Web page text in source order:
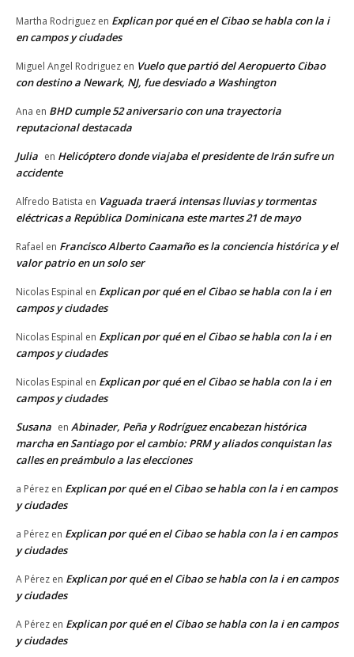
Martha Rodriguez en Explican por qué en el Cibao se habla con la i
en campos y ciudades
Miguel Angel Rodriguez en Vuelo que partió del Aeropuerto Cibao
con destino a Newark, NJ, fue desviado a Washington
Ana en BHD cumple 52 aniversario con una trayectoria
reputacional destacada
Julia en Helicóptero donde viajaba el presidente de Irán sufre un
accidente
Alfredo Batista en Vaguada traerá intensas lluvias y tormentas
eléctricas a República Dominicana este martes 21 de mayo
Rafael en Francisco Alberto Caamaño es la conciencia histórica y el
valor patrio en un solo ser
Nicolas Espinal en Explican por qué en el Cibao se habla con la i en
campos y ciudades
Nicolas Espinal en Explican por qué en el Cibao se habla con la i en
campos y ciudades
Nicolas Espinal en Explican por qué en el Cibao se habla con la i en
campos y ciudades
Susana en Abinader, Peña y Rodríguez encabezan histórica
marcha en Santiago por el cambio: PRM y aliados conquistan las
calles en preámbulo a las elecciones
a Pérez en Explican por qué en el Cibao se habla con la i en campos
y ciudades
a Pérez en Explican por qué en el Cibao se habla con la i en campos
y ciudades
A Pérez en Explican por qué en el Cibao se habla con la i en campos
y ciudades
A Pérez en Explican por qué en el Cibao se habla con la i en campos
y ciudades